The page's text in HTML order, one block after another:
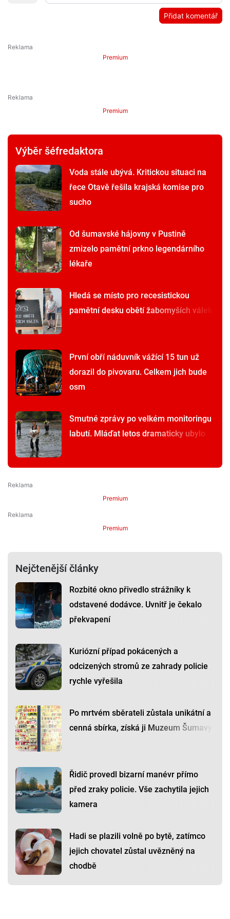
Přidat komentář
Premium
Premium
Výběr šéfredaktora
Voda stále ubývá. Kritickou situaci na
řece Otavě řešila krajská komise pro
sucho
Od šumavské hájovny v Pustině
zmizelo pamětní prkno legendárního
lékaře
Hledá se místo pro recesistickou
pamětní desku obětí žabomyších válek
První obří náduvník vážící 15 tun už
dorazil do pivovaru. Celkem jich bude
osm
Smutné zprávy po velkém monitoringu
labutí. Mláďat letos dramaticky ubylo
Premium
Premium
Nejčtenější články
Rozbité okno přivedlo strážníky k
odstavené dodávce. Uvnitř je čekalo
překvapení
Kuriózní případ pokácených a
odcizených stromů ze zahrady policie
rychle vyřešila
Po mrtvém sběrateli zůstala unikátní a
cenná sbírka, získá ji Muzeum Šumavy
Řidič provedl bizarní manévr přímo
před zraky policie. Vše zachytila jejich
kamera
Hadi se plazili volně po bytě, zatímco
jejich chovatel zůstal uvězněný na
chodbě